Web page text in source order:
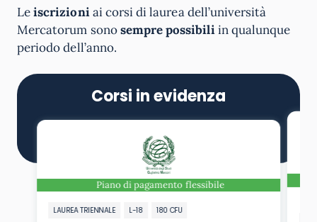
Leiscrizioniai corsi di laurea dell’università
Mercatorum sonosempre possibiliin qualunque
periodo dell’anno.
Corsi in evidenza
Piano di pagamento flessibile
LAUREA TRIENNALE L-18 180 CFU